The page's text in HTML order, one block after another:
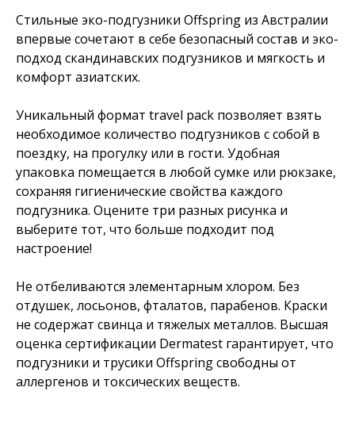
Стильные эко-подгузники Offspring из Австралии
впервые сочетают в себе безопасный состав и эко-
подход скандинавских подгузников и мягкость и
комфорт азиатских.
Уникальный формат travel pack позволяет взять
необходимое количество подгузников с собой в
поездку, на прогулку или в гости. Удобная
упаковка помещается в любой сумке или рюкзаке,
сохраняя гигиенические свойства каждого
подгузника. Оцените три разных рисунка и
выберите тот, что больше подходит под
настроение!
Не отбеливаются элементарным хлором. Без
отдушек, лосьонов, фталатов, парабенов. Краски
не содержат свинца и тяжелых металлов. Высшая
оценка сертификации Dermatest гарантирует, что
подгузники и трусики Offspring свободны от
аллергенов и токсических веществ.